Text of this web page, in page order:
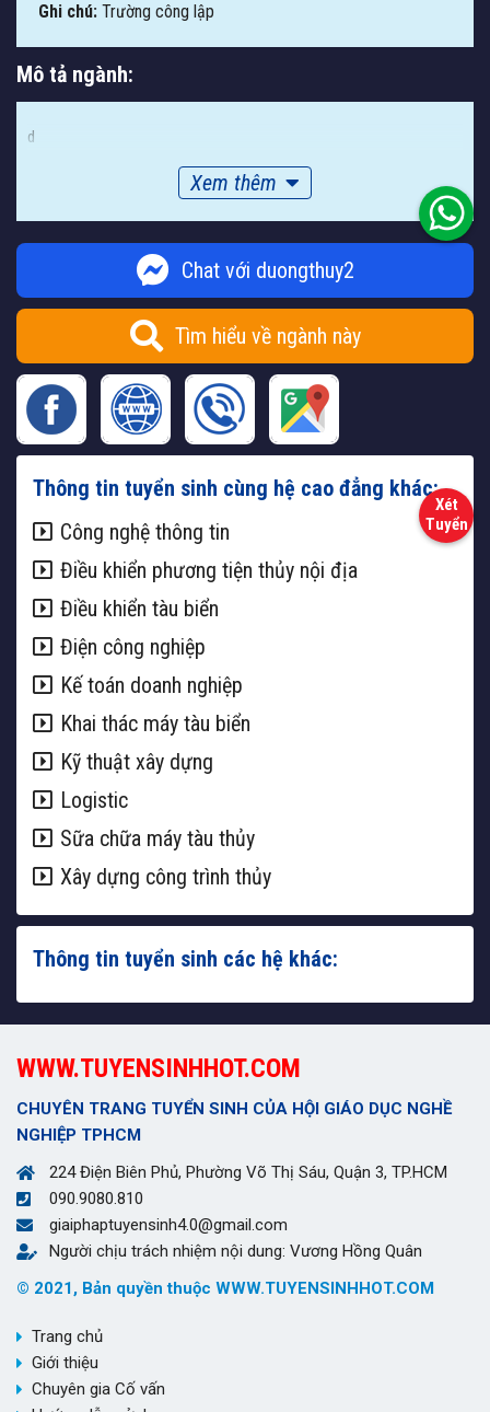
Ghi chú: Trường công lập
Mô tả ngành:
d
Xem thêm
Chat với duongthuy2
Tìm hiểu về ngành này
Thông tin tuyển sinh cùng hệ cao đẳng khác:
Công nghệ thông tin
Điều khiển phương tiện thủy nội địa
Điều khiển tàu biển
Điện công nghiệp
Kế toán doanh nghiệp
Khai thác máy tàu biển
Kỹ thuật xây dựng
Logistic
Sữa chữa máy tàu thủy
Xây dựng công trình thủy
Thông tin tuyển sinh các hệ khác:
WWW.TUYENSINHHOT.COM
CHUYÊN TRANG TUYỂN SINH CỦA HỘI GIÁO DỤC NGHỀ
NGHIỆP TPHCM
224 Điện Biên Phủ, Phường Võ Thị Sáu, Quận 3, TP.HCM
090.9080.810
giaiphaptuyensinh4.0@gmail.com
Người chịu trách nhiệm nội dung: Vương Hồng Quân
© 2021, Bản quyền thuộc WWW.TUYENSINHHOT.COM
Trang chủ
Giới thiệu
Chuyên gia Cố vấn